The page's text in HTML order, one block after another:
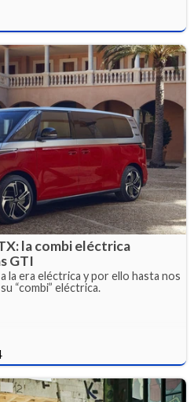
la combi eléctrica
GTI
la era eléctrica y por ello hasta nos
“combi” eléctrica.